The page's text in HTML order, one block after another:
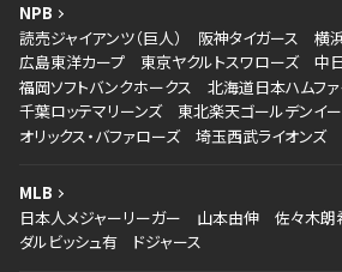
NPB
読売ジャイアンツ（巨人）
阪神タイガース
横
広島東洋カープ
東京ヤクルトスワローズ
中
福岡ソフトバンクホークス
北海道日本ハムファ
千葉ロッテマリーンズ
東北楽天ゴールデンイ
オリックス・バファローズ
埼玉西武ライオンズ
MLB
日本人メジャーリーガー
山本由伸 佐々木朗
ダルビッシュ有
ドジャース